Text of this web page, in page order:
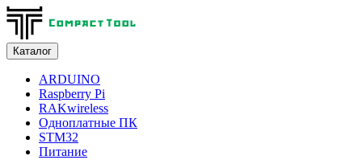
Каталог
ARDUINO
Raspberry Pi
RAKwireless
Одноплатные ПК
STM32
Питание